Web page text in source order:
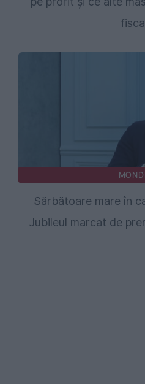
Sărbătoare mare în
Jubileul marcat de